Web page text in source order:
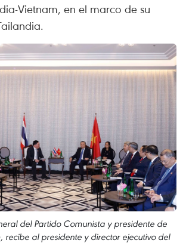
Vietnam, en el marco de su
del Partido Comunista y presidente de
recibe al presidente y director ejecutivo del